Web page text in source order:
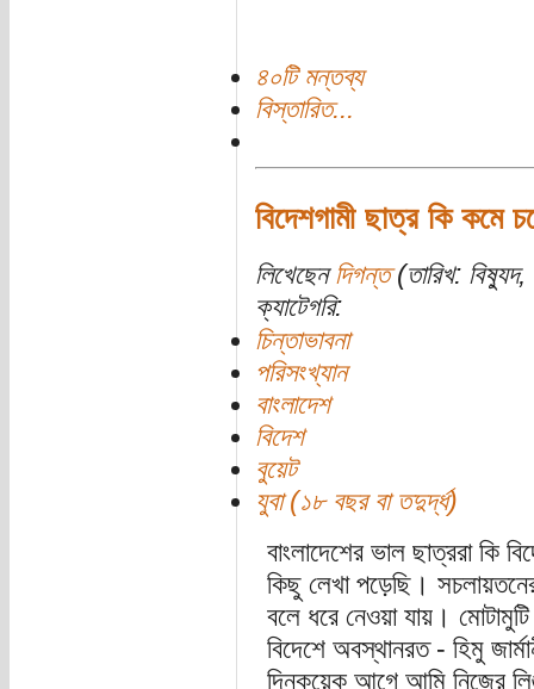
৪০টি মন্তব্য
বিস্তারিত...
বিদেশগামী ছাত্র কি কমে
লিখেছেন দিগন্ত(তারিখ:
ক্যাটেগরি:
চিন্তাভাবনা
পরিসংখ্যান
বাংলাদেশ
বিদেশ
বুয়েট
যুবা (১৮ বছর বা তদুর্দ্ধ)
বাংলাদেশের ভাল ছাত্ররা কি
কিছু লেখা পড়েছি।
বলে ধরে নেওয়া যায়।
বিদেশে অবস্থানরত - হিমু
দিনকয়েক আগে আমি নিজের